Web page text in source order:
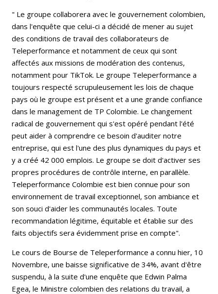
" Le groupe collaborera avec le gouvernement colombien,
dans l'enquête que celui-ci a décidé de mener au sujet
des conditions de travail des collaborateurs de
Teleperformance et notamment de ceux qui sont
affectés aux missions de modération des contenus,
notamment pour TikTok. Le groupe Teleperformance a
toujours respecté scrupuleusement les lois de chaque
pays où le groupe est présent et a une grande confiance
dans le management de TP Colombie. Le changement
radical de gouvernement qui s'est opéré pendant l'été
peut aider à comprendre ce besoin d'auditer notre
entreprise, qui est l'une des plus dynamiques du pays et
y a créé 42 000 emplois. Le groupe se doit d'activer ses
propres procédures de contrôle interne, en parallèle.
Teleperformance Colombie est bien connue pour son
environnement de travail exceptionnel, son ambiance et
son souci d'aider les communautés locales. Toute
recommandation légitime, équitable et établie sur des
faits objectifs sera évidemment prise en compte".
Le cours de Bourse de Teleperformance a connu hier, 10
Novembre, une baisse significative de 34%, avant d'être
suspendu, à la suite d'une enquête que Edwin Palma
Egea, le Ministre colombien des relations du travail, a